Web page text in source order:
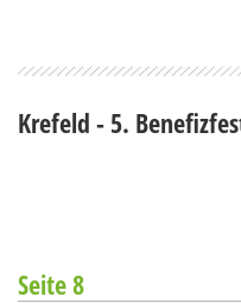
Krefeld - 5.
Seite 8